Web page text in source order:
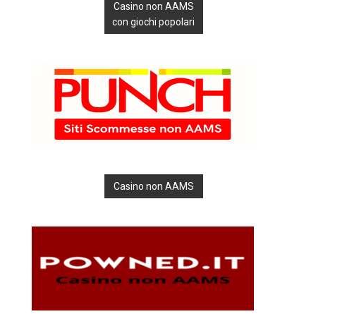
Casino non AAMS
con giochi popolari
Casino non AAMS